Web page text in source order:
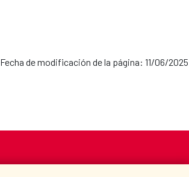
Fecha de modificación de la página: 11/06/2025